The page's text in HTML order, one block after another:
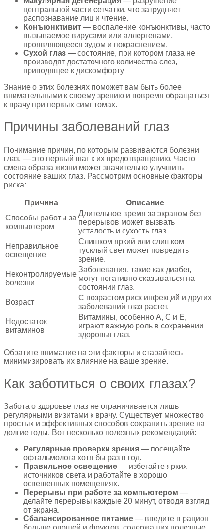
центральной части сетчатки, что затрудняет
распознавание лиц и чтение.
Конъюнктивит — воспаление конъюнктивы, часто
вызываемое вирусами или аллергенами,
проявляющееся зудом и покраснением.
Сухой глаз — состояние, при котором глаза не
производят достаточного количества слез,
приводящее к дискомфорту.
Знание о этих болезнях поможет вам быть более
внимательными к своему зрению и вовремя обращаться
к врачу при первых симптомах.
Причины заболеваний глаз
Понимание причин, по которым развиваются болезни
глаз, — это первый шаг к их предотвращению. Часто
смена образа жизни может значительно улучшить
состояние ваших глаз. Рассмотрим основные факторы
риска:
Причина
Описание
Способы работы за
компьютером
Длительное время за экраном без
перерывов может вызвать
усталость и сухость глаз.
Неправильное
освещение
Слишком яркий или слишком
тусклый свет может повредить
зрение.
Неконтролируемые
болезни
Заболевания, такие как диабет,
могут негативно сказываться на
состоянии глаз.
Возраст
С возрастом риск инфекций и других
заболеваний глаз растет.
Недостаток
витаминов
Витамины, особенно A, C и E,
играют важную роль в сохранении
здоровья глаз.
Обратите внимание на эти факторы и старайтесь
минимизировать их влияние на ваше зрение.
Как заботиться о своих глазах?
Забота о здоровье глаз не ограничивается лишь
регулярными визитами к врачу. Существует множество
простых и эффективных способов сохранить зрение на
долгие годы. Вот несколько полезных рекомендаций:
Регулярные проверки зрения — посещайте
офтальмолога хотя бы раз в год.
Правильное освещение — избегайте ярких
источников света и работайте в хорошо
освещенных помещениях.
Перерывы при работе за компьютером —
делайте перерывы каждые 20 минут, отводя взгляд
от экрана.
Сбалансированное питание — введите в рацион